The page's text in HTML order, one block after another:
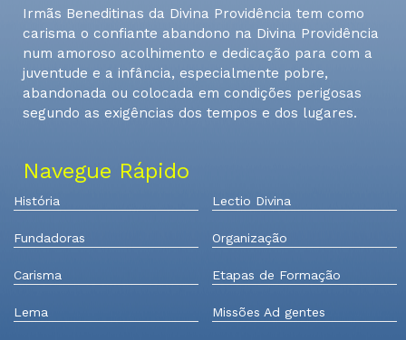
Irmãs Beneditinas da Divina Providência tem como
carisma o confiante abandono na Divina Providência
num amoroso acolhimento e dedicação para com a
juventude e a infância, especialmente pobre,
abandonada ou colocada em condições perigosas
segundo as exigências dos tempos e dos lugares.
Navegue Rápido
História
Fundadoras
Carisma
Lema
Lectio Divina
Organização
Etapas de Formação
Missões Ad gentes